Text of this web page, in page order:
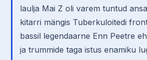
laulja Mai Z oli varem tuntud
kitarri mängis Tuberkuloitedi
bassil legendaarne Enn Peetre
ja trummide taga istus enamiku